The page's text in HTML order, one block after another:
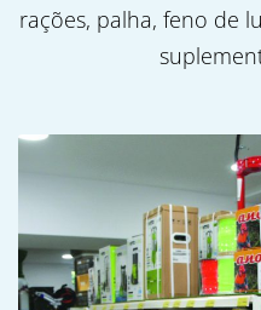
rações, palha, feno de